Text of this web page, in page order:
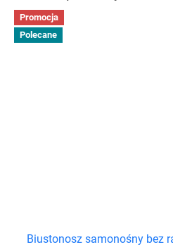
Promocja
Polecane
Biustonosz samonośny bez